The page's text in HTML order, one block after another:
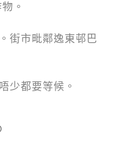
。
街市毗鄰逸東邨巴
少都要等候。